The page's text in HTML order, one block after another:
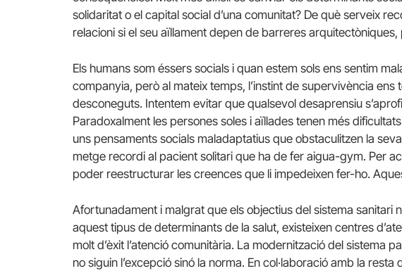
solidaritat o el capital social d’una comunitat? De què serveix
relacioni si el seu aïllament depen de barreres arquitectòniques,
Els humans som éssers socials i quan estem sols ens sentim
companyia, però al mateix temps, l’instint de supervivència
desconeguts. Intentem evitar que qualsevol desaprensiu
Paradoxalment les persones soles i aïllades tenen més
uns pensaments socials maladaptatius que obstaculitzen la
metge recordi al pacient solitari que ha de fer aigua-gym. Per
poder reestructurar les creences que li impedeixen fer-ho.
Afortunadament i malgrat que els objectius del sistema sanitari
aquest tipus de determinants de la salut, existeixen centres
molt d’èxit l’atenció comunitària. La modernització del sistema
no siguin l’excepció sinó la norma. En col·laboració amb la